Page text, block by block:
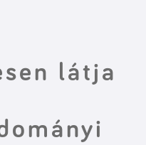
látja